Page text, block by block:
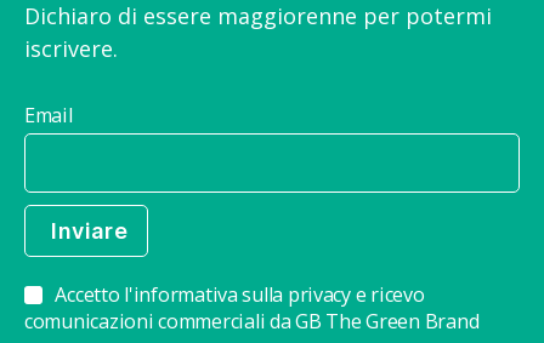
Dichiaro di essere maggiorenne per potermi
iscrivere.
Email
Accetto l'informativa sulla privacy e ricevo
comunicazioni commerciali da GB The Green Brand